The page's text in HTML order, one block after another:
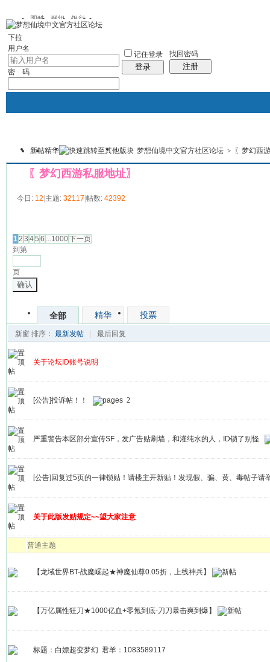
图酷 群组 银行
下拉
用户名
密 码
记住登录
登录
找回密码
注册
银行 群组聚合 我的空间
新帖精华 梦想仙境中文官方社区论坛 > 〖梦幻西
〖梦幻西游私服地址〗
今日: 12|主题: 32117|帖数: 42392
12 3 45 6 ...1000下一页
到第
页
确认
全部 精华 投票
新窗 排序： 最新发帖 最后回复
关于论坛ID账号说明
[公告]投诉帖！！ 2
严重警告本区部分宣传SF，发广告贴刷墙，和灌纯水的人，ID锁了别怪
[公告]回复过5页的一律锁贴！请楼主开新贴！发现假、骗、黄、毒帖子请
关于此版发贴规定~~望大家注意
普通主题
【龙域世界BT-战魔崛起★神魔仙尊0.05折，上线神兵】
【万亿属性狂刀★1000亿血+零氪到底-刀刀暴击爽到爆】
标题：白嫖超变梦幻 君羊：1083589117